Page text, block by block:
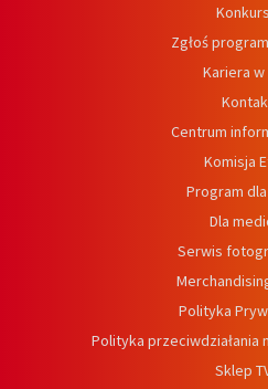
Zgłoś
Kariera w
Centrum
Komisja
Program
Dla
Serwis
Polityka
Polityka przeciwdziałania
Sklep